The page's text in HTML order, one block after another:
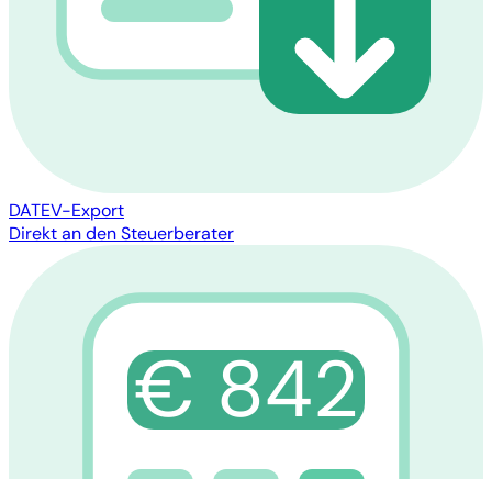
DATEV-Export
Direkt an den Steuerberater
€ 842